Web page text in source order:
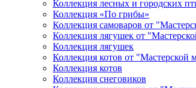
Коллекция лесных и городских
Коллекция «По грибы»
Коллекция самоваров от
Коллекция лягушек от
Коллекция лягушек
Коллекция котов от
Коллекция котов
Коллекция снеговиков